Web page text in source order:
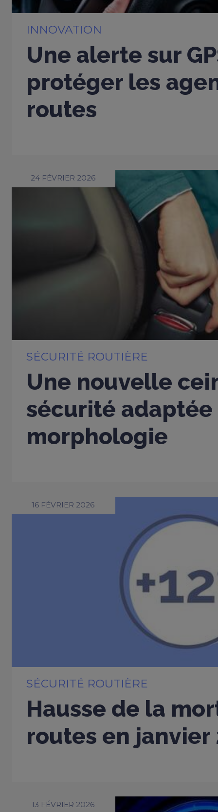
INNOVATION
Une alerte sur
protéger les
routes
24 FÉVRIER 2026
SÉCURITÉ ROUTIÈRE
Une nouvelle
sécurité adaptée
morphologie
16 FÉVRIER 2026
SÉCURITÉ ROUTIÈRE
Hausse de la
routes en janvier
13 FÉVRIER 2026